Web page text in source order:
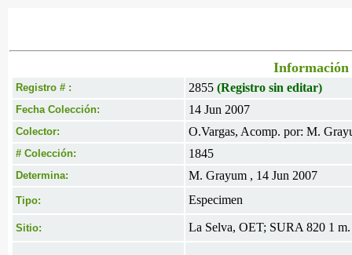
Información
Registro # : 2855 (Registro sin editar)
Fecha Colección: 14 Jun 2007
Colector: O.Vargas, Acomp. por: M.
# Colección: 1845
Determina: M. Grayum , 14 Jun 2007
Tipo: Especimen
Sitio: La Selva, OET; SURA 820 1